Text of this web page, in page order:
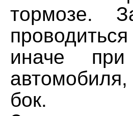
тормозе.
иначе при
автомобиля,
бок.